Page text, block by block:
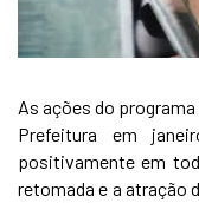
As ações do
Prefeitura em
positivamente em
retomada e a atração